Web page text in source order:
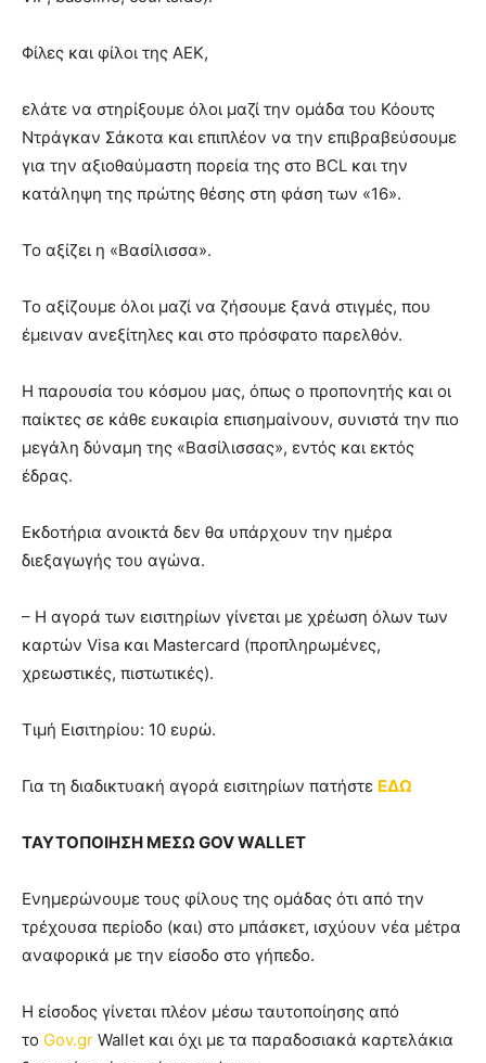
Φίλες και φίλοι της ΑΕΚ,
ελάτε να στηρίξουμε όλοι μαζί την ομάδα του Κόουτς
Ντράγκαν Σάκοτα και επιπλέον να την επιβραβεύσουμε
για την αξιοθαύμαστη πορεία της στο BCL και την
κατάληψη της πρώτης θέσης στη φάση των «16».
Το αξίζει η «Βασίλισσα».
Το αξίζουμε όλοι μαζί να ζήσουμε ξανά στιγμές, που
έμειναν ανεξίτηλες και στο πρόσφατο παρελθόν.
Η παρουσία του κόσμου μας, όπως ο προπονητής και οι
παίκτες σε κάθε ευκαιρία επισημαίνουν, συνιστά την πιο
μεγάλη δύναμη της «Βασίλισσας», εντός και εκτός
έδρας.
Eκδοτήρια ανοικτά δεν θα υπάρχουν την ημέρα
διεξαγωγής του αγώνα.
– Η αγορά των εισιτηρίων γίνεται με χρέωση όλων των
καρτών Visa και Mastercard (προπληρωμένες,
χρεωστικές, πιστωτικές).
Τιμή Εισιτηρίου: 10 ευρώ.
Για τη διαδικτυακή αγορά εισιτηρίων πατήστε ΕΔΩ
ΤΑΥΤΟΠΟΙΗΣΗ ΜΕΣΩ GOV WALLET
Ενημερώνουμε τους φίλους της ομάδας ότι από την
τρέχουσα περίοδο (και) στο μπάσκετ, ισχύουν νέα μέτρα
αναφορικά με την είσοδο στο γήπεδο.
Η είσοδος γίνεται πλέον μέσω ταυτοποίησης από
το Gov.gr Wallet και όχι με τα παραδοσιακά καρτελάκια